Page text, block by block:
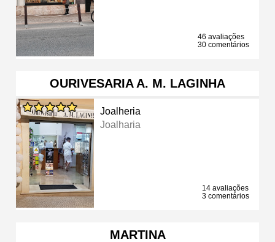
46 avaliações
30 comentários
OURIVESARIA A. M. LAGINHA
Joalheria
Joalharia
14 avaliações
3 comentários
MARTINA